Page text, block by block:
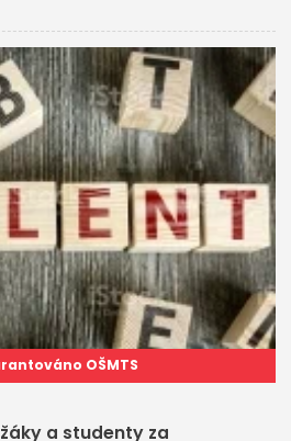
OŠMTS
a studenty za